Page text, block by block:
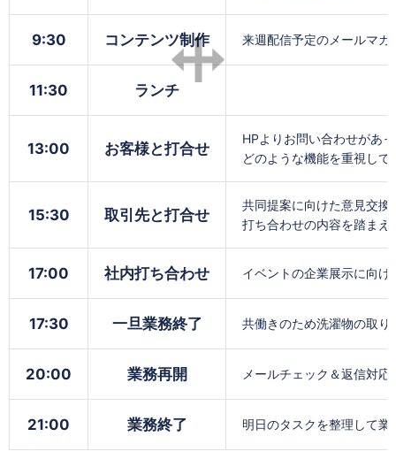
9:30 コンテンツ制作 来週配信予定のメールマ
11:30 ランチ
13:00 お客様と打合せ
HPよりお問い合わせがあ
どのような機能を重視し
15:30 取引先と打合せ
共同提案に向けた意見交
打ち合わせの内容を踏ま
17:00 社内打ち合わせ イベントの企業展示に向け
17:30 一旦業務終了 共働きのため洗濯物の取
20:00 業務再開 メールチェック＆返信対応
21:00 業務終了 明日のタスクを整理して業